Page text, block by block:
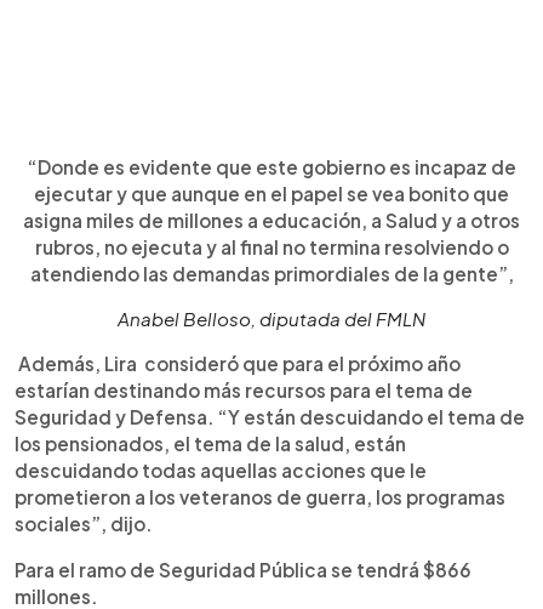
“Donde es evidente que este gobierno es incapaz de
ejecutar y que aunque en el papel se vea bonito que
asigna miles de millones a educación, a Salud y a otros
rubros, no ejecuta y al final no termina resolviendo o
atendiendo las demandas primordiales de la gente”,
Anabel Belloso, diputada del FMLN
Además, Lira consideró que para el próximo año
estarían destinando más recursos para el tema de
Seguridad y Defensa. “Y están descuidando el tema de
los pensionados, el tema de la salud, están
descuidando todas aquellas acciones que le
prometieron a los veteranos de guerra, los programas
sociales”, dijo.
Para el ramo de Seguridad Pública se tendrá $866
millones.